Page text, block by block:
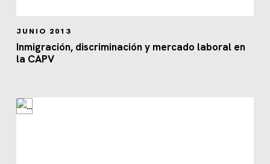
JUNIO 2013
Inmigración, discriminación y mercado laboral en
la CAPV